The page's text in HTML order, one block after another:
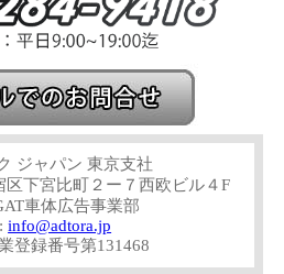
ジャパン 東京支社
区下宮比町２ー７西欧ビル４F
車体広告事業部
info@adtora.jp
登録番号第131468